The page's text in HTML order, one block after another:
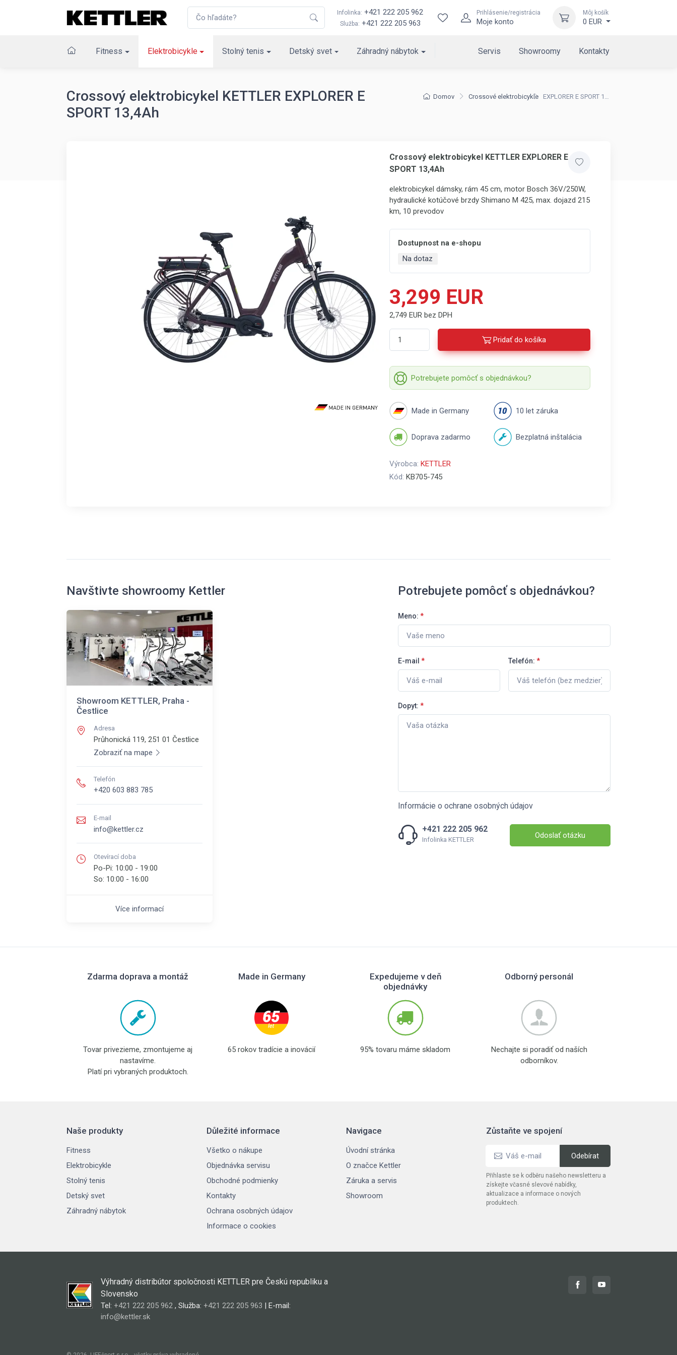
Infolinka: +421 222 205 962
Služba: +421 222 205 963
Prihlásenie/registrácia
Moje konto
Môj košík
0 EUR
Fitness Elektrobicykle Stolný tenis Detský svet Záhradný nábytok Servis Showroomy Kontakty
Domov Crossové elektrobicykle EXPLORER E SPORT 13,4Ah
Crossový elektrobicykel KETTLER EXPLORER E
SPORT 13,4Ah
Crossový elektrobicykel KETTLER EXPLORER E
SPORT 13,4Ah
elektrobicykel dámsky, rám 45 cm, motor Bosch 36V/250W,
hydraulické kotúčové brzdy Shimano M 425, max. dojazd 215
km, 10 prevodov
Dostupnost na e-shopu
Na dotaz
3,299 EUR
2,749 EUR bez DPH
Pridať do košíka
Potrebujete pomôcť s objednávkou?
Made in Germany 10 let záruka
Doprava zadarmo Bezplatná inštalácia
Výrobca: KETTLER
Kód: KB705-745
Navštivte showroomy Kettler
Showroom KETTLER, Praha -
Čestlice
Adresa
Průhonická 119, 251 01 Čestlice
Zobraziť na mape
Telefón
+420 603 883 785
E-mail
info@kettler.cz
Otevírací doba
Po-Pi: 10:00 - 19:00
So: 10:00 - 16:00
Více informací
Potrebujete pomôcť s objednávkou?
Meno: *
E-mail * Telefón: *
Dopyt: *
Informácie o ochrane osobných údajov
+421 222 205 962
Infolinka KETTLER Odoslať otázku
Zdarma doprava a montáž
Tovar privezieme, zmontujeme aj
nastavíme.
Platí pri vybraných produktoch.
Made in Germany
65 rokov tradície a inovácií
Expedujeme v deň
objednávky
95% tovaru máme skladom
Odborný personál
Nechajte si poradiť od naších
odborníkov.
Naše produkty
Fitness
Elektrobicykle
Stolný tenis
Detský svet
Záhradný nábytok
Důležité informace
Všetko o nákupe
Objednávka servisu
Obchodné podmienky
Kontakty
Ochrana osobných údajov
Informace o cookies
Navigace
Úvodní stránka
O značce Kettler
Záruka a servis
Showroom
Zůstaňte ve spojení
Přihlaste se k odběru našeho newsletteru a
získejte včasné slevové nabídky,
aktualizace a informace o nových
produktech.
Výhradný distribútor spoločnosti KETTLER pre Českú republiku a
Slovensko
Tel: +421 222 205 962, Služba: +421 222 205 963 | E-mail:
info@kettler.sk